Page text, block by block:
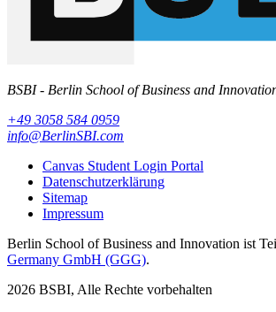
BSBI - Berlin School of Business and
+49 3058 584 0959
info@BerlinSBI.com
Canvas Student Login Portal
Datenschutzerklärung
Sitemap
Impressum
Berlin School of Business and Innovation ist
Germany GmbH (GGG).
2026 BSBI, Alle Rechte vorbehalten